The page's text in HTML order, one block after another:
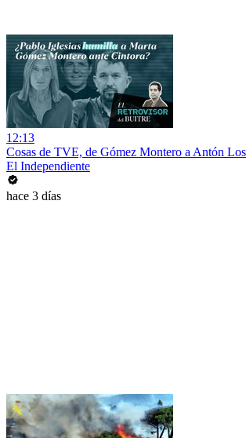
12:13
Cosas de TVE, de Gómez Montero a Antón
El Independiente
hace 3 días